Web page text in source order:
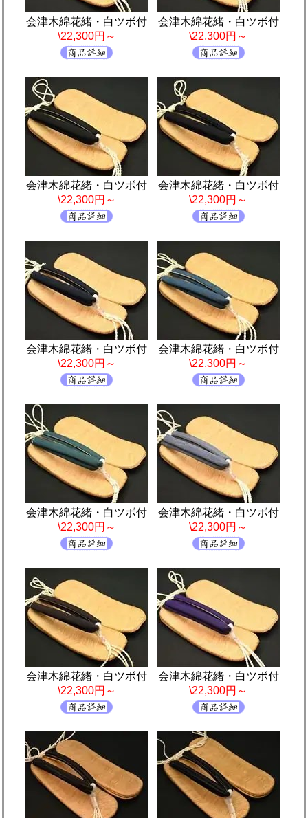
会津木綿花緒・白ツボ付
\22,300円～
会津木綿花緒・白ツボ付
\22,300円～
会津木綿花緒・白ツボ付
\22,300円～
会津木綿花緒・白ツボ付
\22,300円～
会津木綿花緒・白ツボ付
\22,300円～
会津木綿花緒・白ツボ付
\22,300円～
会津木綿花緒・白ツボ付
\22,300円～
会津木綿花緒・白ツボ付
\22,300円～
会津木綿花緒・白ツボ付
\22,300円～
会津木綿花緒・白ツボ付
\22,300円～